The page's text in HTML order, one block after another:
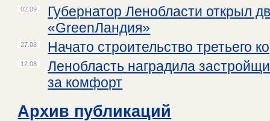
02.09
Губернатор Ленобласти открыл
«GreenЛандия»
27.08 Начато строительство третьего
12.08
Ленобласть наградила
за комфорт
Архив публикаций